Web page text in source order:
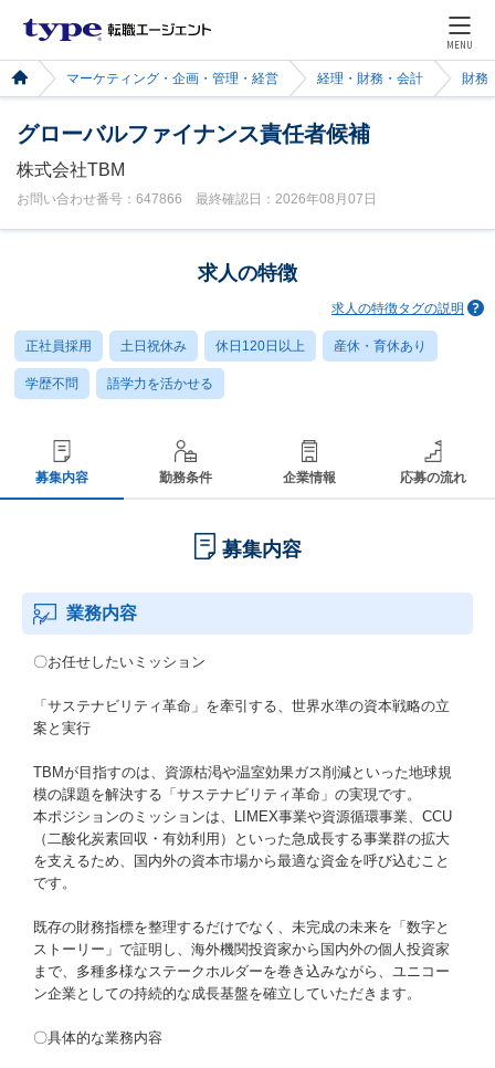
MENU
マーケティング・企画・管理・経営 経理・財務・会計 財務
グローバルファイナンス責任者候補
株式会社TBM
お問い合わせ番号：647866 最終確認日：2026年08月07日
求人の特徴
求人の特徴タグの説明
正社員採用 土日祝休み 休日120日以上 産休・育休あり
学歴不問 語学力を活かせる
募集内容 勤務条件 企業情報 応募の流れ
募集内容
業務内容
〇お任せしたいミッション
「サステナビリティ革命」を牽引する、世界水準の資本戦略の立
案と実行
TBMが目指すのは、資源枯渇や温室効果ガス削減といった地球規
模の課題を解決する「サステナビリティ革命」の実現です。
本ポジションのミッションは、LIMEX事業や資源循環事業、CCU
（二酸化炭素回収・有効利用）といった急成長する事業群の拡大
を支えるため、国内外の資本市場から最適な資金を呼び込むこと
です。
既存の財務指標を整理するだけでなく、未完成の未来を「数字と
ストーリー」で証明し、海外機関投資家から国内外の個人投資家
まで、多種多様なステークホルダーを巻き込みながら、ユニコー
ン企業としての持続的な成長基盤を確立していただきます。
〇具体的な業務内容